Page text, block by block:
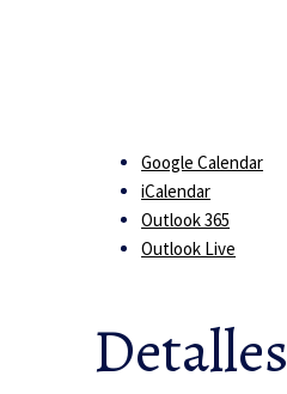
Google Calendar
iCalendar
Outlook 365
Outlook Live
Detalles